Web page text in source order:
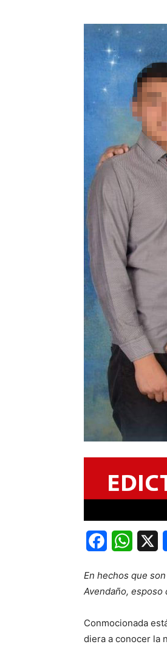
Facebook
En hechos que
Avendaño, esposo
Conmocionada
diera a conocer la